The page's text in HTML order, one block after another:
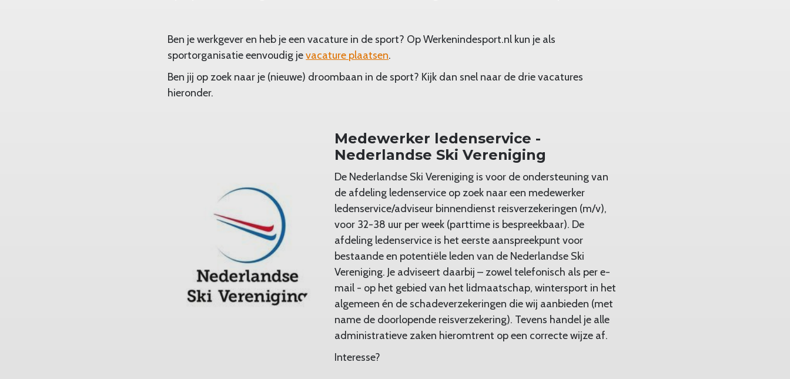
Ben je werkgever en heb je een vacature in de sport? Op Werkenindesport.nl kun je als
sportorganisatie eenvoudig jevacature plaatsen.
Ben jij op zoek naar je (nieuwe) droombaan in de sport? Kijk dan snel naar de drie vacatures
hieronder.
Medewerker ledenservice -
Nederlandse Ski Vereniging
De Nederlandse Ski Vereniging is voor de ondersteuning van
de afdeling ledenservice op zoek naar een medewerker
ledenservice/adviseur binnendienst reisverzekeringen (m/v),
voor 32-38 uur per week (parttime is bespreekbaar). De
afdeling ledenservice is het eerste aanspreekpunt voor
bestaande en potentiële leden van de Nederlandse Ski
Vereniging. Je adviseert daarbij – zowel telefonisch als per e-
mail - op het gebied van het lidmaatschap, wintersport in het
algemeen én de schadeverzekeringen die wij aanbieden (met
name de doorlopende reisverzekering). Tevens handel je alle
administratieve zaken hieromtrent op een correcte wijze af.
Interesse?